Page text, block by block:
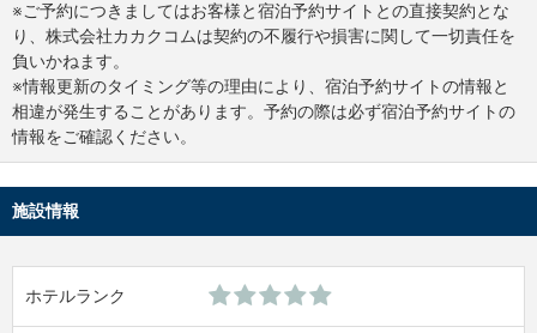
※ご予約につきましてはお客様と宿泊予約サイトとの直接契約とな
り、株式会社カカクコムは契約の不履行や損害に関して一切責任を
負いかねます。
※情報更新のタイミング等の理由により、宿泊予約サイトの情報と
相違が発生することがあります。予約の際は必ず宿泊予約サイトの
情報をご確認ください。
施設情報
ホテルランク